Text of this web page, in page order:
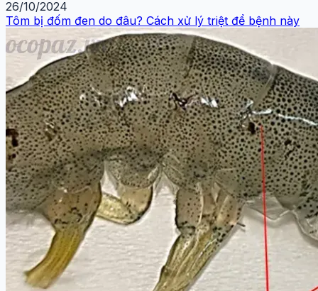
26/10/2024
Tôm bị đốm đen do đâu? Cách xử lý triệt để bệnh này